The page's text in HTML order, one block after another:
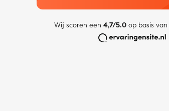
Wij scoren een 4,7/5.0op basis van